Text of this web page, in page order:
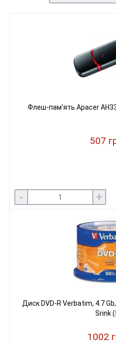
Флеш-пам'ять Apacer
507
- +
Диск DVD-R Verbatim, 4.7
Srink
1002